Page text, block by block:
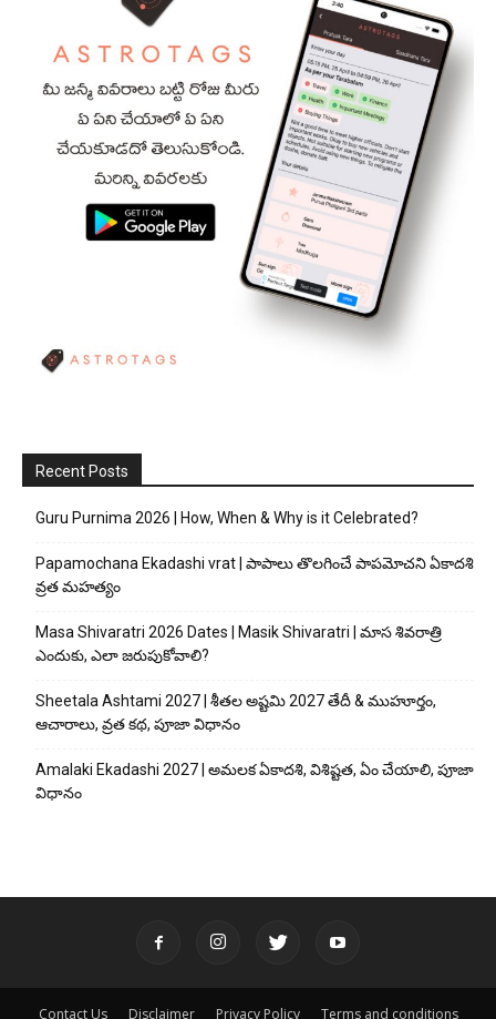
Recent Posts
Guru Purnima 2026 | How, When & Why is it Celebrated?
Papamochana Ekadashi vrat | పాపాలు తొలగించే పాపమోచని ఏకాదశి
వ్రత మహత్యం
Masa Shivaratri 2026 Dates | Masik Shivaratri | మాస శివరాత్రి
ఎందుకు, ఎలా జరుపుకోవాలి?
Sheetala Ashtami 2027 | శీతల అష్టమి 2027 తేదీ & ముహూర్తం,
ఆచారాలు, వ్రత కథ, పూజా విధానం
Amalaki Ekadashi 2027 | అమలక ఏకాదశి, విశిష్టత, ఏం చేయాలి, పూజా
విధానం
Contact Us Disclaimer Privacy Policy Terms and conditions